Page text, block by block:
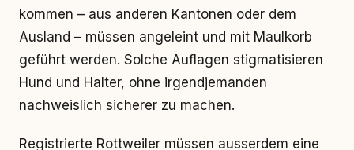
kommen – aus anderen Kantonen oder dem
Ausland – müssen angeleint und mit Maulkorb
geführt werden. Solche Auflagen stigmatisieren
Hund und Halter, ohne irgendjemanden
nachweislich sicherer zu machen.
Registrierte Rottweiler müssen ausserdem eine